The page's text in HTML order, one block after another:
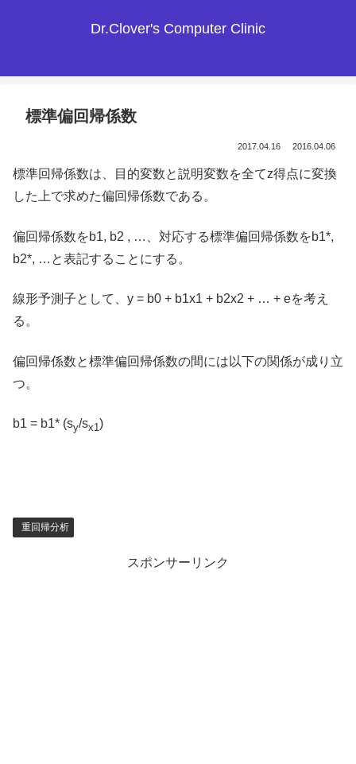
Dr.Clover's Computer Clinic
標準偏回帰係数
2017.04.16 2016.04.06
標準回帰係数は、目的変数と説明変数を全てz得点に変換
した上で求めた偏回帰係数である。
偏回帰係数をb1, b2 , …、対応する標準偏回帰係数をb1*,
b2*, …と表記することにする。
線形予測子として、y = b0 + b1x1 + b2x2 + … + eを考え
る。
偏回帰係数と標準偏回帰係数の間には以下の関係が成り立
つ。
b1 = b1* (sy/sx1)
重回帰分析
スポンサーリンク